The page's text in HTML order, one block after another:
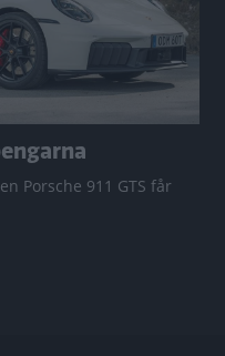
Porsche 911 GTS får